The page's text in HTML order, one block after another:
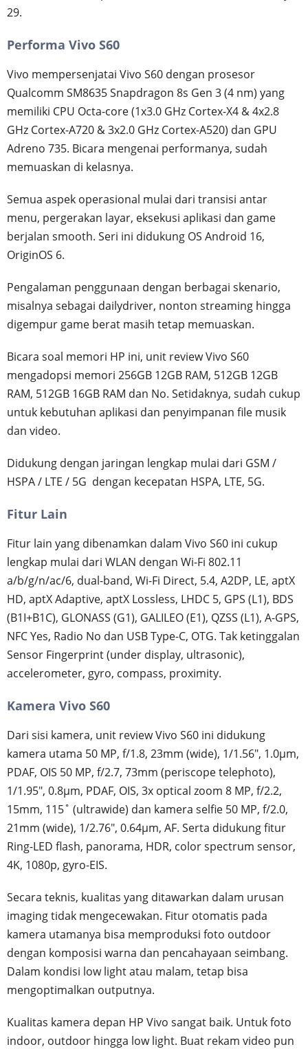
29.
Performa Vivo S60
Vivo mempersenjatai Vivo S60 dengan prosesor
Qualcomm SM8635 Snapdragon 8s Gen 3 (4 nm) yang
memiliki CPU Octa-core (1x3.0 GHz Cortex-X4 & 4x2.8
GHz Cortex-A720 & 3x2.0 GHz Cortex-A520) dan GPU
Adreno 735. Bicara mengenai performanya, sudah
memuaskan di kelasnya.
Semua aspek operasional mulai dari transisi antar
menu, pergerakan layar, eksekusi aplikasi dan game
berjalan smooth. Seri ini didukung OS Android 16,
OriginOS 6.
Pengalaman penggunaan dengan berbagai skenario,
misalnya sebagai dailydriver, nonton streaming hingga
digempur game berat masih tetap memuaskan.
Bicara soal memori HP ini, unit review Vivo S60
mengadopsi memori 256GB 12GB RAM, 512GB 12GB
RAM, 512GB 16GB RAM dan No. Setidaknya, sudah cukup
untuk kebutuhan aplikasi dan penyimpanan file musik
dan video.
Didukung dengan jaringan lengkap mulai dari GSM /
HSPA / LTE / 5G dengan kecepatan HSPA, LTE, 5G.
Fitur Lain
Fitur lain yang dibenamkan dalam Vivo S60 ini cukup
lengkap mulai dari WLAN dengan Wi-Fi 802.11
a/b/g/n/ac/6, dual-band, Wi-Fi Direct, 5.4, A2DP, LE, aptX
HD, aptX Adaptive, aptX Lossless, LHDC 5, GPS (L1), BDS
(B1I+B1C), GLONASS (G1), GALILEO (E1), QZSS (L1), A-GPS,
NFC Yes, Radio No dan USB Type-C, OTG. Tak ketinggalan
Sensor Fingerprint (under display, ultrasonic),
accelerometer, gyro, compass, proximity.
Kamera Vivo S60
Dari sisi kamera, unit review Vivo S60 ini didukung
kamera utama 50 MP, f/1.8, 23mm (wide), 1/1.56", 1.0µm,
PDAF, OIS 50 MP, f/2.7, 73mm (periscope telephoto),
1/1.95", 0.8µm, PDAF, OIS, 3x optical zoom 8 MP, f/2.2,
15mm, 115˚ (ultrawide) dan kamera selfie 50 MP, f/2.0,
21mm (wide), 1/2.76", 0.64µm, AF. Serta didukung fitur
Ring-LED flash, panorama, HDR, color spectrum sensor,
4K, 1080p, gyro-EIS.
Secara teknis, kualitas yang ditawarkan dalam urusan
imaging tidak mengecewakan. Fitur otomatis pada
kamera utamanya bisa memproduksi foto outdoor
dengan komposisi warna dan pencahayaan seimbang.
Dalam kondisi low light atau malam, tetap bisa
mengoptimalkan outputnya.
Kualitas kamera depan HP Vivo sangat baik. Untuk foto
indoor, outdoor hingga low light. Buat rekam video pun